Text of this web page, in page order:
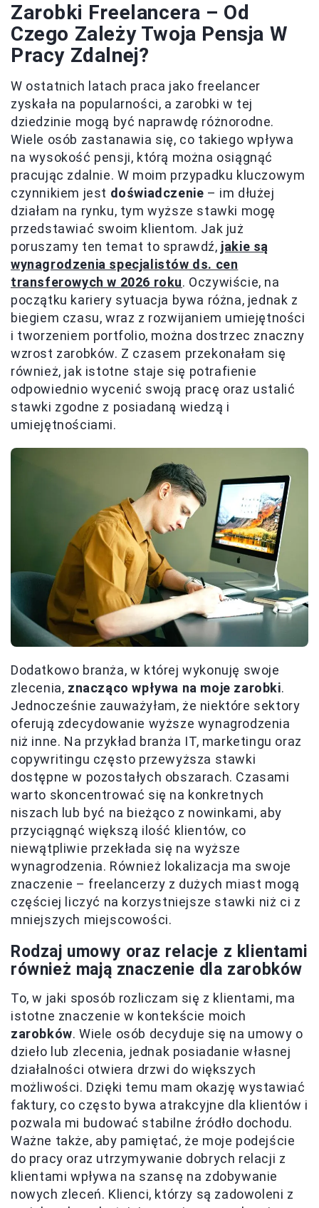
Zarobki Freelancera – Od
Czego Zależy Twoja Pensja W
Pracy Zdalnej?
W ostatnich latach praca jako freelancer
zyskała na popularności, a zarobki w tej
dziedzinie mogą być naprawdę różnorodne.
Wiele osób zastanawia się, co takiego wpływa
na wysokość pensji, którą można osiągnąć
pracując zdalnie. W moim przypadku kluczowym
czynnikiem jest doświadczenie – im dłużej
działam na rynku, tym wyższe stawki mogę
przedstawiać swoim klientom. Jak już
poruszamy ten temat to sprawdź, jakie są
wynagrodzenia specjalistów ds. cen
transferowych w 2026 roku. Oczywiście, na
początku kariery sytuacja bywa różna, jednak z
biegiem czasu, wraz z rozwijaniem umiejętności
i tworzeniem portfolio, można dostrzec znaczny
wzrost zarobków. Z czasem przekonałam się
również, jak istotne staje się potrafienie
odpowiednio wycenić swoją pracę oraz ustalić
stawki zgodne z posiadaną wiedzą i
umiejętnościami.
Dodatkowo branża, w której wykonuję swoje
zlecenia, znacząco wpływa na moje zarobki.
Jednocześnie zauważyłam, że niektóre sektory
oferują zdecydowanie wyższe wynagrodzenia
niż inne. Na przykład branża IT, marketingu oraz
copywritingu często przewyższa stawki
dostępne w pozostałych obszarach. Czasami
warto skoncentrować się na konkretnych
niszach lub być na bieżąco z nowinkami, aby
przyciągnąć większą ilość klientów, co
niewątpliwie przekłada się na wyższe
wynagrodzenia. Również lokalizacja ma swoje
znaczenie – freelancerzy z dużych miast mogą
częściej liczyć na korzystniejsze stawki niż ci z
mniejszych miejscowości.
Rodzaj umowy oraz relacje z klientami
również mają znaczenie dla zarobków
To, w jaki sposób rozliczam się z klientami, ma
istotne znaczenie w kontekście moich
zarobków. Wiele osób decyduje się na umowy o
dzieło lub zlecenia, jednak posiadanie własnej
działalności otwiera drzwi do większych
możliwości. Dzięki temu mam okazję wystawiać
faktury, co często bywa atrakcyjne dla klientów i
pozwala mi budować stabilne źródło dochodu.
Ważne także, aby pamiętać, że moje podejście
do pracy oraz utrzymywanie dobrych relacji z
klientami wpływa na szansę na zdobywanie
nowych zleceń. Klienci, którzy są zadowoleni z